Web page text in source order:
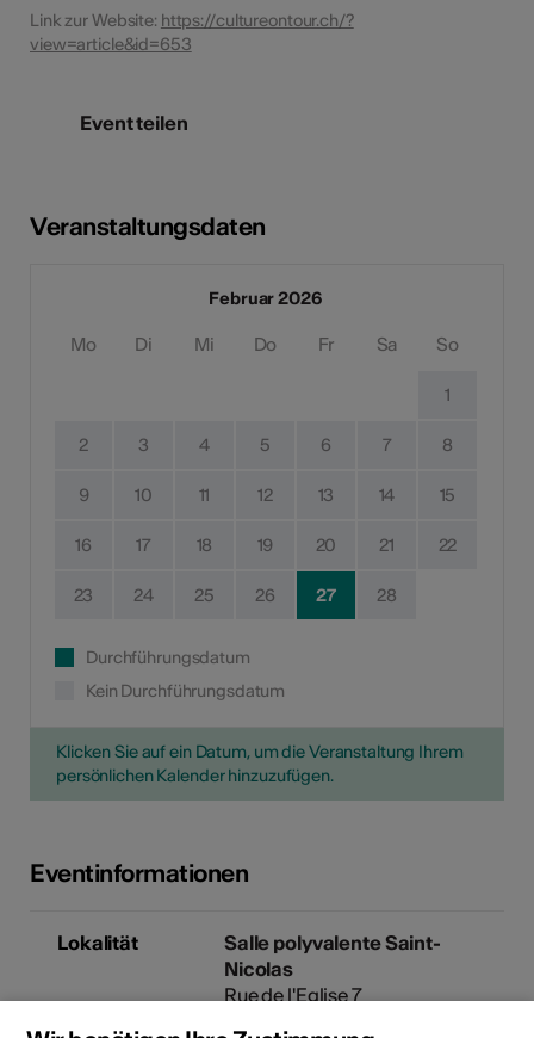
Link zur Website: https://cultureontour.ch/?
view=article&id=653
Event teilen
Veranstaltungsdaten
Februar 2026
Mo Di Mi Do Fr Sa So
1
2 3 4 5 6 7 8
9 10 11 12 13 14 15
16 17 18 19 20 21 22
23 24 25 26 27 28
Durchführungsdatum
Kein Durchführungsdatum
Klicken Sie auf ein Datum, um die Veranstaltung Ihrem
persönlichen Kalender hinzuzufügen.
Eventinformationen
Lokalität
Salle polyvalente Saint-
Nicolas
Rue de l'Eglise 7